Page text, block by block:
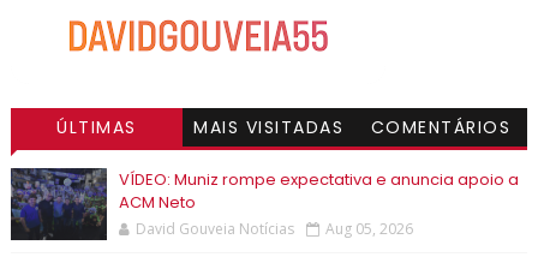
ÚLTIMAS MAIS VISITADAS COMENTÁRIOS
VÍDEO: Muniz rompe expectativa e anuncia apoio a
ACM Neto
David Gouveia Notícias Aug 05, 2026